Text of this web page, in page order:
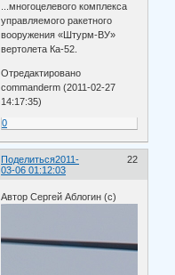
...многоцелевого комплекса
управляемого ракетного
вооружения «Штурм-ВУ»
вертолета Ка-52.
Отредактировано
commanderm (2011-02-27
14:17:35)
0
Поделиться 22
2011-
03-06 01:12:03
Автор Сергей Аблогин (c)